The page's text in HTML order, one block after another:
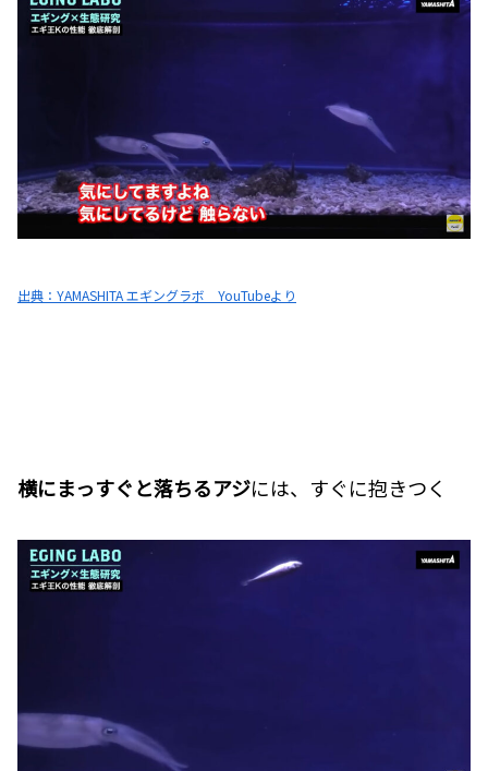
出典：YAMASHITA エギングラボ YouTubeより
横にまっすぐと落ちるアジには、すぐに抱きつく